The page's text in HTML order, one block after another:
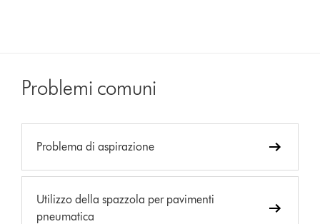
Problemi comuni
Problema di aspirazione
Utilizzo della spazzola per pavimenti
pneumatica